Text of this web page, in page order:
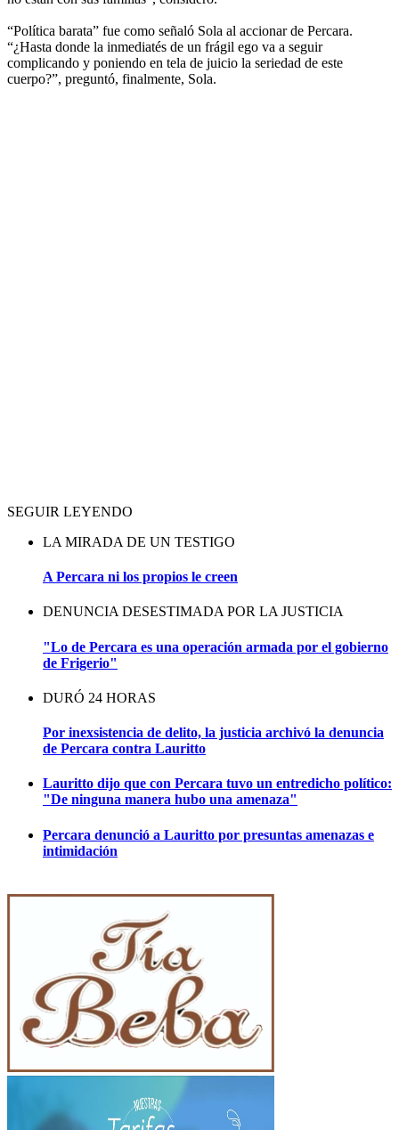
“Política barata” fue como señaló Sola al accionar de Percara.
“¿Hasta donde la inmediatés de un frágil ego va a seguir
complicando y poniendo en tela de juicio la seriedad de este
cuerpo?”, preguntó, finalmente, Sola.
SEGUIR LEYENDO
LA MIRADA DE UN TESTIGO
A Percara ni los propios le creen
DENUNCIA DESESTIMADA POR LA JUSTICIA
"Lo de Percara es una operación armada por el gobierno
de Frigerio"
DURÓ 24 HORAS
Por inexsistencia de delito, la justicia archivó la denuncia
de Percara contra Lauritto
Lauritto dijo que con Percara tuvo un entredicho político:
"De ninguna manera hubo una amenaza"
Percara denunció a Lauritto por presuntas amenazas e
intimidación